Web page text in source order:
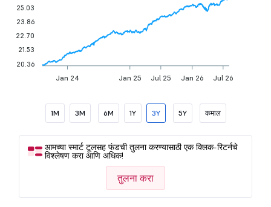
Jan 24 Jan 25 Jul 25 Jan 26 Jul 26
25.03
23.86
22.70
21.53
20.36
1M 3M 6M 1Y 3Y 5Y कमाल
आमच्या स्मार्ट टूलसह फंडची तुलना करण्यासाठी एक क्लिक-रिटर्नचे
विश्लेषण करा आणि अधिक!
तुलना करा